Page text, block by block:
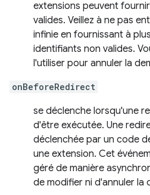
extensions peuvent
valides. Veillez à ne pas
infinie en fournissant à
identifiants non valides.
l'utiliser pour annuler la
onBeforeRedirect
se déclenche lorsqu'une
d'être exécutée. Une
déclenchée par un code
une extension. Cet
géré de manière
de modifier ni d'annuler la